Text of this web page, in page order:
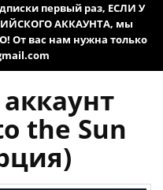
первый раз, ЕСЛИ У
АККАУНТА, мы
От вас нам нужна только
the Sun